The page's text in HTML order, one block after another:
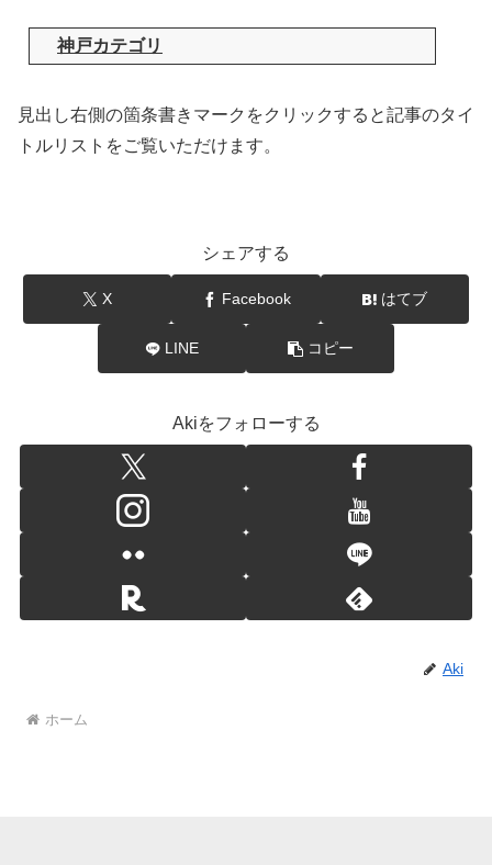
神戸カテゴリ
見出し右側の箇条書きマークをクリックすると記事のタイ
トルリストをご覧いただけます。
シェアする
X Facebook はてブ
LINE コピー
Akiをフォローする
Aki
ホーム